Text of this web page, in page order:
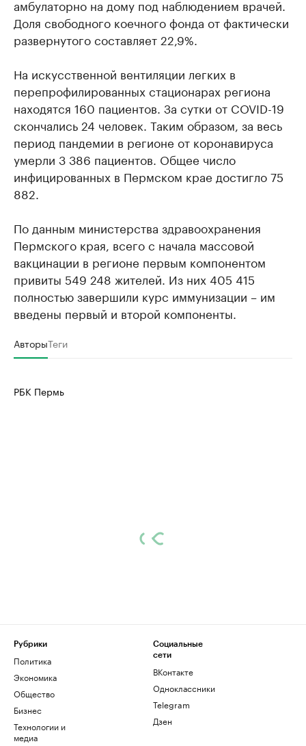
амбулаторно на дому под наблюдением врачей.
Доля свободного коечного фонда от фактически
развернутого составляет 22,9%.
На искусственной вентиляции легких в
перепрофилированных стационарах региона
находятся 160 пациентов. За сутки от COVID-19
скончались 24 человек. Таким образом, за весь
период пандемии в регионе от коронавируса
умерли 3 386 пациентов. Общее число
инфицированных в Пермском крае достигло 75
882.
По данным министерства здравоохранения
Пермского края, всего с начала массовой
вакцинации в регионе первым компонентом
привиты 549 248 жителей. Из них 405 415
полностью завершили курс иммунизации – им
введены первый и второй компоненты.
АвторыТеги
РБК Пермь
Рубрики
Политика
Экономика
Общество
Бизнес
Технологии и
медиа
Социальные
сети
ВКонтакте
Одноклассники
Telegram
Дзен